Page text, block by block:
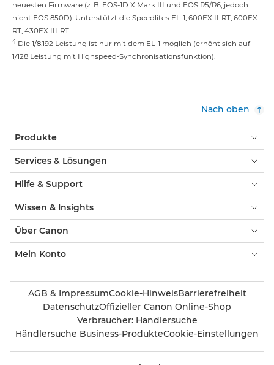
neuesten Firmware (z. B. EOS-1D X Mark III und EOS R5/R6, jedoch
nicht EOS 850D). Unterstützt die Speedlites EL-1, 600EX II-RT, 600EX-
RT, 430EX III-RT.
4 Die 1/8.192 Leistung ist nur mit dem EL-1 möglich (erhöht sich auf
1/128 Leistung mit Highspeed-Synchronisationsfunktion).
Nach oben
Produkte
Services & Lösungen
Hilfe & Support
Wissen & Insights
Über Canon
Mein Konto
AGB & ImpressumCookie-HinweisBarrierefreiheit
DatenschutzOffizieller Canon Online-Shop
Verbraucher: Händlersuche
Händlersuche Business-ProdukteCookie-Einstellungen